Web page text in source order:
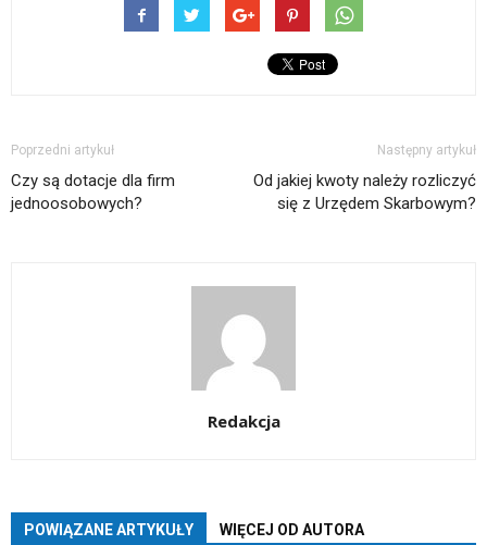
Poprzedni artykuł
Czy są dotacje dla firm
jednoosobowych?
Następny artykuł
Od jakiej kwoty należy rozliczyć
się z Urzędem Skarbowym?
Redakcja
POWIĄZANE ARTYKUŁY WIĘCEJ OD AUTORA